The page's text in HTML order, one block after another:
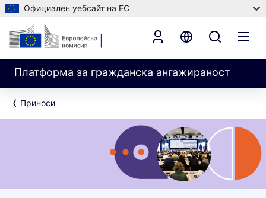
Официален уебсайт на ЕС
Платформа за гражданска ангажираност
Приноси